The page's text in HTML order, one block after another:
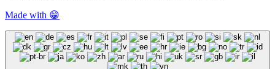
Made with 😁